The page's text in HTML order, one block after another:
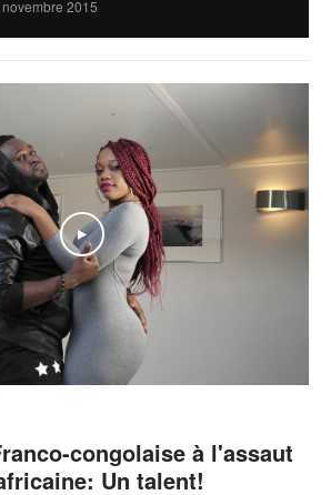
2015
congolaise à l'assaut
Un talent!